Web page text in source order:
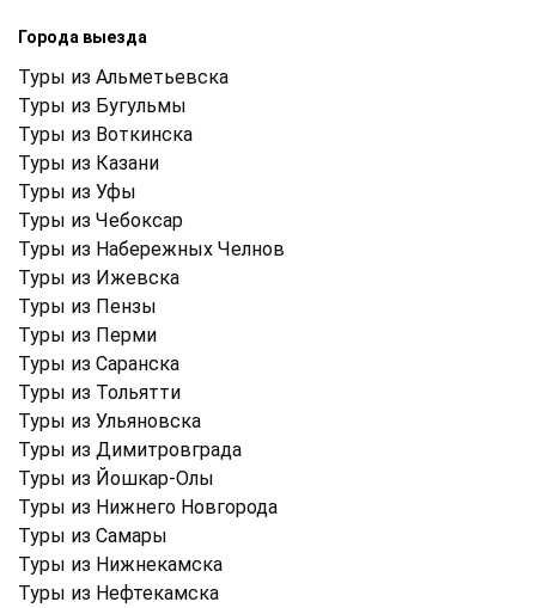
Города выезда
Туры из Альметьевска
Туры из Бугульмы
Туры из Воткинска
Туры из Казани
Туры из Уфы
Туры из Чебоксар
Туры из Набережных Челнов
Туры из Ижевска
Туры из Пензы
Туры из Перми
Туры из Саранска
Туры из Тольятти
Туры из Ульяновска
Туры из Димитровграда
Туры из Йошкар-Олы
Туры из Нижнего Новгорода
Туры из Самары
Туры из Нижнекамска
Туры из Нефтекамска